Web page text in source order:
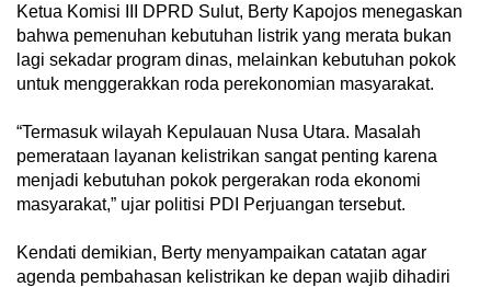
​Ketua Komisi III DPRD Sulut, Berty Kapojos menegaskan
bahwa pemenuhan kebutuhan listrik yang merata bukan
lagi sekadar program dinas, melainkan kebutuhan pokok
untuk menggerakkan roda perekonomian masyarakat.
“Termasuk wilayah Kepulauan Nusa Utara. Masalah
pemerataan layanan kelistrikan sangat penting karena
menjadi kebutuhan pokok pergerakan roda ekonomi
masyarakat,” ujar politisi PDI Perjuangan tersebut.
Kendati demikian, Berty menyampaikan catatan agar
agenda pembahasan kelistrikan ke depan wajib dihadiri